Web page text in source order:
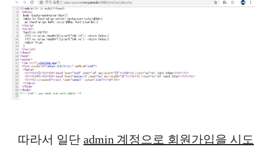
따라서 일단 admin 계정으로 회원가입을 시도